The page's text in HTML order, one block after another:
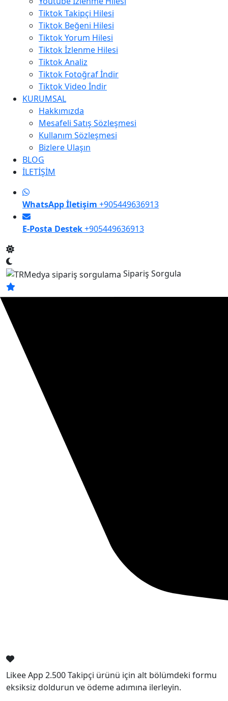
Tiktok Takipçi Hilesi
Tiktok Beğeni Hilesi
Tiktok Yorum Hilesi
Tiktok İzlenme Hilesi
Tiktok Analiz
Tiktok Fotoğraf İndir
Tiktok Video İndir
KURUMSAL
Hakkımızda
Mesafeli Satış Sözleşmesi
Kullanım Sözleşmesi
Bizlere Ulaşın
BLOG
İLETİŞİM
WhatsApp İletişim +905449636913
E-Posta Destek+905449636913
Sipariş Sorgula
Likee App 2.500 Takipçi ürünü için alt bölümdeki formu
eksiksiz doldurun ve ödeme adımına ilerleyin.